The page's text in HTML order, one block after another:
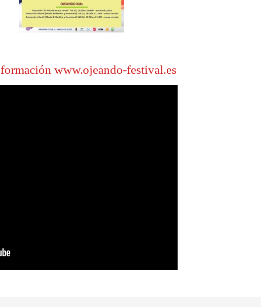
www.ojeando-festival.es